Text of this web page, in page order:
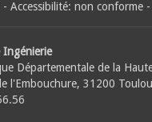
- Accessibilité: non conforme -
Ingénierie
Départementale de la
l'Embouchure, 31200